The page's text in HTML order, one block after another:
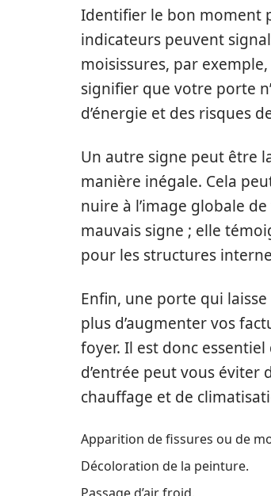
Identifier le bon moment
indicateurs peuvent
moisissures, par
signifier que votre porte
d’énergie et des risques
Un autre signe peut être
manière inégale. Cela
nuire à l’image globale
mauvais signe ; elle
pour les structures
Enfin, une porte qui
plus d’augmenter vos
foyer. Il est donc
d’entrée peut vous
chauffage et de
Apparition de fissures ou de
Décoloration de la peinture.